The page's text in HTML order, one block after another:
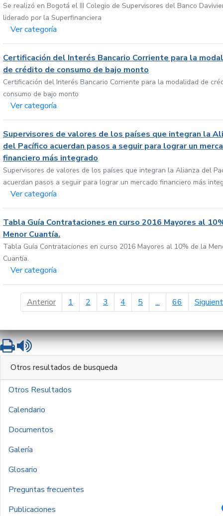
Se realizó en Bogotá el III Colegio de Supervisores del Banco
liderado por la Superfinanciera
Ver categoría
Certificación del Interés Bancario Corriente para la
de crédito de consumo de bajo monto
Certificación del Interés Bancario Corriente para la modalidad de
consumo de bajo monto
Ver categoría
Supervisores de valores de los países que integran la
del Pacífico acuerdan pasos a seguir para lograr un
financiero más integrado
Supervisores de valores de los países que integran la Alianza del
acuerdan pasos a seguir para lograr un mercado financiero más
Ver categoría
Tabla Guía Contrataciones en curso 2016 Mayores al
Menor Cuantía.
Tabla Guía Contrataciones en curso 2016 Mayores al 10% de la
Cuantía.
Ver categoría
Anteriorpágina anterior
1 2 3 4 5 ... 66
ImprimirLeer contenido
Otros resultados de busqueda
Otros Resultados
Calendario
Documentos
Galería
Glosario
Preguntas frecuentes
Publicaciones